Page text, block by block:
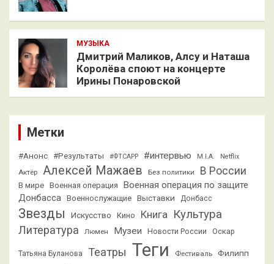
МУЗЫКА
Дмитрий Маликов, Алсу и Наташа
Королёва споют на концерте
Ирины Понаровской
Метки
#Анонс #Результаты #ФТСАРР #интервью M.I.A. Netflix
Актёр Алексей Мажаев Без политики В России
В мире Военная операция
Военная операция по защите
Донбасса Военнослужащие Выставки Донбасс
Звезды Искусство Кино Книга Культура
Литература Люмен Музеи Новости России Оскар
Татьяна Буланова Театры Теги Фестиваль Филипп